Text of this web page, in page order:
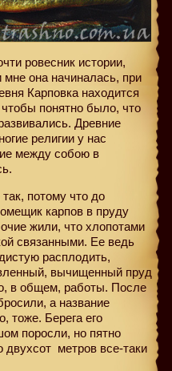
ровесник истории,
мне она начиналась, при
Карповка находится
понятно было, что
Древние
религии у нас
между собою в
потому что до
карпов в пруду
жили, что хлопотами
связанными. Ее ведь
расплодить,
вычищенный пруд
в общем, работы. После
а название
тоже. Берега его
поросли, но пятно
двухсот метров все-таки